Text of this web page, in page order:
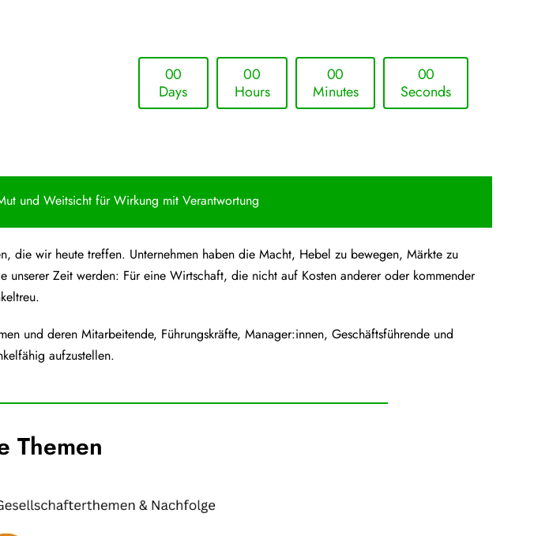
00
Days
00
Hours
00
Minutes
00
Seconds
und Weitsicht für Wirkung mit Verantwortung
die wir heute treffen. Unternehmen haben die Macht, Hebel zu bewegen, Märkte zu
Zeit werden: Für eine Wirtschaft, die nicht auf Kosten anderer oder kommender
und deren Mitarbeitende, Führungskräfte, Manager:innen, Geschäftsführende und
aufzustellen.
Themen